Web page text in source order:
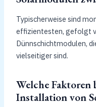
Typischerweise sind
effizientesten, gefolgt
Dünnschichtmodulen,
vielseitiger sind.
Welche Faktoren
Installation von